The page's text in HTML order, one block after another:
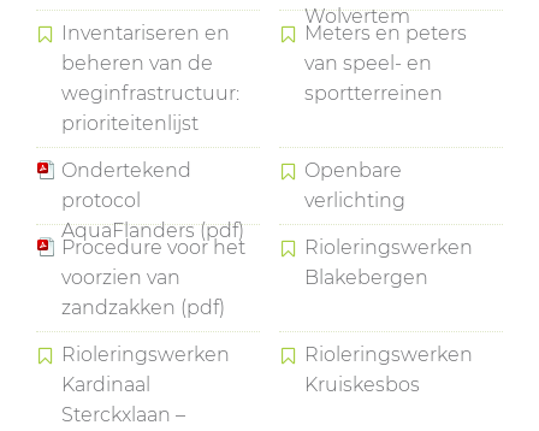
Wolvertem
Inventariseren en
beheren van de
weginfrastructuur:
prioriteitenlijst
Meters en peters
van speel- en
sportterreinen
Ondertekend
protocol
AquaFlanders (pdf)
Openbare
verlichting
Procedure voor het
voorzien van
zandzakken (pdf)
Rioleringswerken
Blakebergen
Rioleringswerken
Kardinaal
Sterckxlaan –
Rioleringswerken
Kruiskesbos